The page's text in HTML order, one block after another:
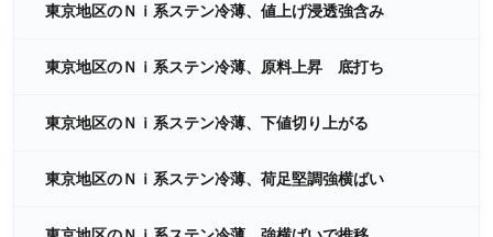
東京地区のＮｉ系ステン冷薄、値上げ浸透強含み
東京地区のＮｉ系ステン冷薄、原料上昇 底打ち
東京地区のＮｉ系ステン冷薄、下値切り上がる
東京地区のＮｉ系ステン冷薄、荷足堅調強横ばい